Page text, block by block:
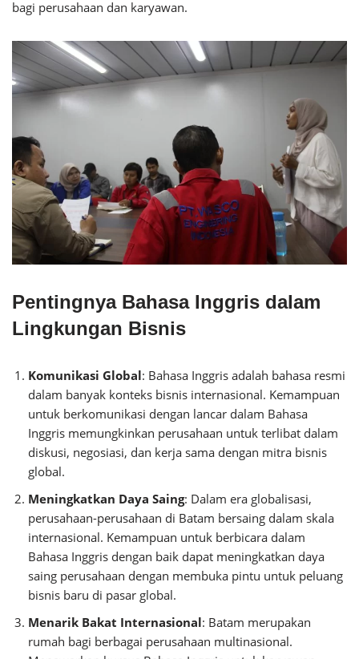
bagi perusahaan dan karyawan.
Pentingnya Bahasa Inggris dalam
Lingkungan Bisnis
Komunikasi Global: Bahasa Inggris adalah bahasa resmi
dalam banyak konteks bisnis internasional. Kemampuan
untuk berkomunikasi dengan lancar dalam Bahasa
Inggris memungkinkan perusahaan untuk terlibat dalam
diskusi, negosiasi, dan kerja sama dengan mitra bisnis
global.
Meningkatkan Daya Saing: Dalam era globalisasi,
perusahaan-perusahaan di Batam bersaing dalam skala
internasional. Kemampuan untuk berbicara dalam
Bahasa Inggris dengan baik dapat meningkatkan daya
saing perusahaan dengan membuka pintu untuk peluang
bisnis baru di pasar global.
Menarik Bakat Internasional: Batam merupakan
rumah bagi berbagai perusahaan multinasional.